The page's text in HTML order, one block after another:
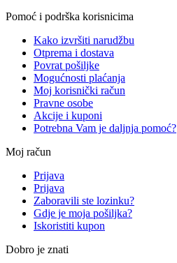
Pomoć i podrška korisnicima
Kako izvršiti narudžbu
Otprema i dostava
Povrat pošiljke
Mogućnosti plaćanja
Moj korisnički račun
Pravne osobe
Akcije i kuponi
Potrebna Vam je daljnja pomoć?
Moj račun
Prijava
Prijava
Zaboravili ste lozinku?
Gdje je moja pošiljka?
Iskoristiti kupon
Dobro je znati